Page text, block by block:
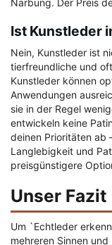
Narbung. Der Preis
Ist Kunstleder
Nein, Kunstleder ist
tierfreundliche und
Kunstleder können
Anwendungen
sie in der Regel
entwickeln keine
deinen Prioritäten ab
Langlebigkeit und
preisgünstigere
Unser Fazit
Um `Echtleder
mehreren Sinnen